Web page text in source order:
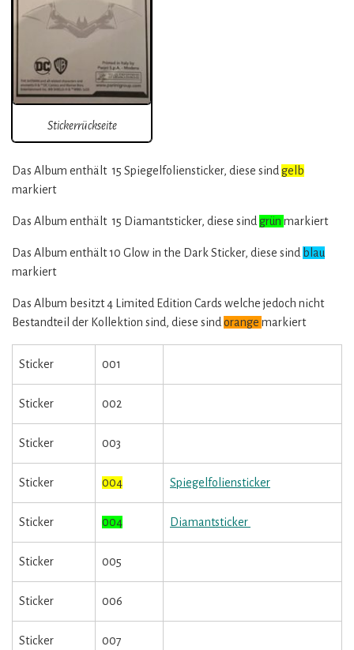
Stickerrückseite
Das Album enthält 15 Spiegelfoliensticker, diese sindgelb
markiert
Das Album enthält 15 Diamantsticker, diese sindgrün markiert
Das Album enthält 10 Glow in the Dark Sticker, diese sind blau
markiert
Das Album besitzt 4 Limited Edition Cards welche jedoch nicht
Bestandteil der Kollektion sind, diese sindorange markiert
Sticker 001
Sticker 002
Sticker 003
Sticker 004 Spiegelfoliensticker
Sticker 004 Diamantsticker
Sticker 005
Sticker 006
Sticker 007